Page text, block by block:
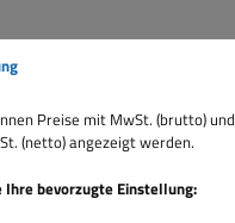
Preise inkl. MwSt. zzgl. Versandkosten
Preise mit MwSt. (brutto)
(netto) angezeigt werden.
Ihre bevorzugte Einstellung: